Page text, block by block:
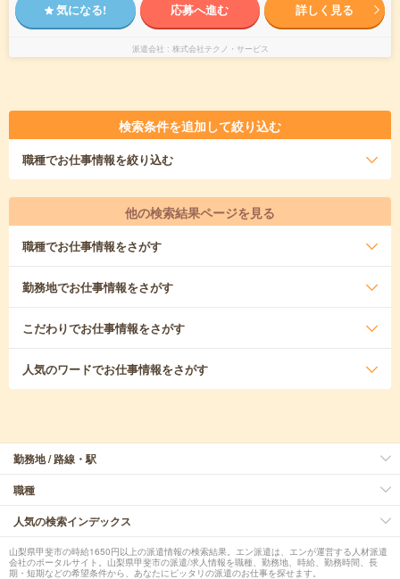
気になる! 応募へ進む 詳しく見る
派遣会社 株式会社テクノ・サービス
検索条件を追加して絞り込む
職種でお仕事情報を絞り込む
他の検索結果ページを見る
職種でお仕事情報をさがす
勤務地でお仕事情報をさがす
こだわりでお仕事情報をさがす
人気のワードでお仕事情報をさがす
勤務地 / 路線・駅
職種
人気の検索インデックス
山梨県甲斐市の時給1650円以上の派遣情報の検索結果。エン派遣は、エンが運営する人材派遣
会社のポータルサイト。山梨県甲斐市の派遣/求人情報を職種、勤務地、時給、勤務時間、長
期・短期などの希望条件から、あなたにピッタリの派遣のお仕事を探せます。